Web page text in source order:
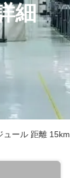
細
ュール 距離 15km